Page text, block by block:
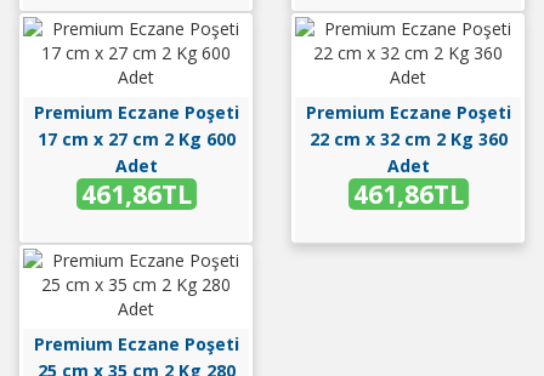
Premium Eczane Poşeti
17 cm x 27 cm 2 Kg 600
Adet
461,86TL
Premium Eczane Poşeti
22 cm x 32 cm 2 Kg 360
Adet
461,86TL
Premium Eczane Poşeti
25 cm x 35 cm 2 Kg 280